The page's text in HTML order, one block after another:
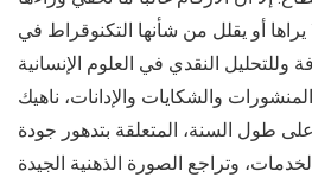
أو يقلل من شأنها التكنوقراط في
وللتحليل النقدي في العلوم الإنسانية
والشكايات والإدانات، ناهيك
طول السنة، المتعلقة بتدهور جودة
وتراجع الصورة الذهنية الجيدة